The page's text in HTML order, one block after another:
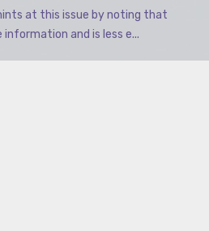
at this issue by noting that
and is less e...